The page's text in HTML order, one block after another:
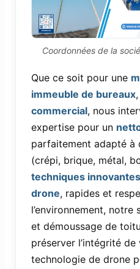
Coordonnées de la
Que ce soit pour une
immeuble de bureaux
commercial, nous
expertise pour un
parfaitement adapté à
(crépi, brique, métal,
techniques
drone, rapides et
l’environnement,
et démoussage de
préserver l’intégrité
technologie de drone